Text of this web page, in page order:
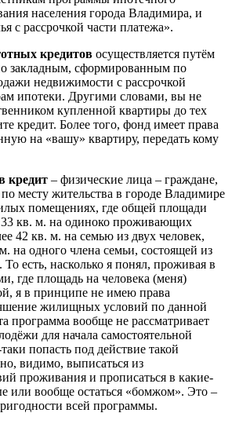
населения города Владимира, и
с рассрочкой части платежа».
кредитов осуществляется путём
закладным, сформированным по
недвижимости с рассрочкой
ипотеки. Другими словами, вы не
купленной квартиры до тех
кредит. Более того, фонд имеет права
на «вашу» квартиру, передать кому
кредит – физические лица – граждане,
месту жительства в городе Владимире
помещениях, где общей площади
33 кв. м. на одиноко проживающих
42 кв. м. на семью из двух человек,
на одного члена семьи, состоящей из
То есть, насколько я понял, проживая в
где площадь на человека (меня)
я в принципе не имею права
жилищных условий по данной
программа вообще не рассматривает
для начала самостоятельной
попасть под действие такой
видимо, выписаться из
проживания и прописаться в какие-
или вообще остаться «бомжом». Это –
всей программы.